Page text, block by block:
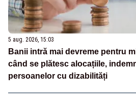
5 aug. 2026, 15:03
Banii intră mai devreme pentru
când se plătesc alocațiile,
persoanelor cu dizabilități